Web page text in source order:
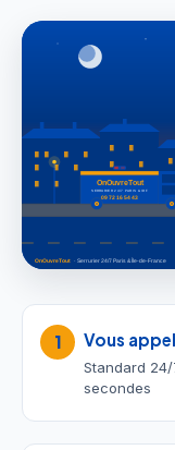
1 Vous
Standard
secondes